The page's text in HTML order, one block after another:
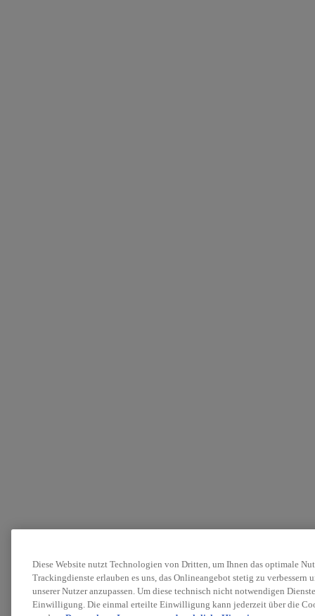
Diese Website nutzt Technologien von Dritten, um Ihnen das optimale
Trackingdienste erlauben es uns, das Onlineangebot stetig zu verbessern
unserer Nutzer anzupassen. Um diese technisch nicht notwendigen
Einwilligung. Die einmal erteilte Einwilligung kann jederzeit über die